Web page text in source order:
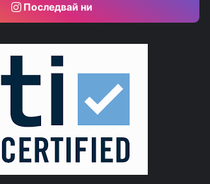
Последвай ни